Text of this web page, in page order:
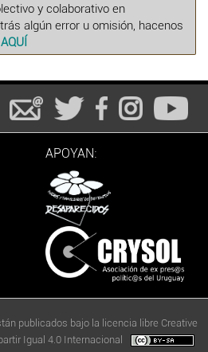
y colaborativo en
algún error u omisión, hacenos
AQUÍ
APOYAN:
publicados bajo la licencia libre Creative
Igual 4.0 Internacional